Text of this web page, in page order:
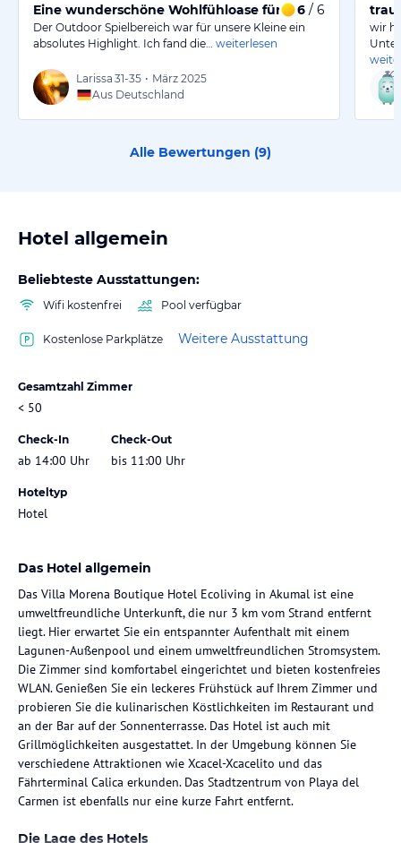
Eine wunderschöne Wohlfühloase für große und kleine
6 / 6
Der Outdoor Spielbereich war für unsere Kleine ein
absolutes Highlight. Ich fand die…
weiterlesen
Larissa 31-35 • März 2025
Aus Deutschland
wir
Alle Bewertungen (9)
Hotel allgemein
Beliebteste Ausstattungen:
Wifi kostenfrei Pool verfügbar
Kostenlose Parkplätze Weitere Ausstattung
Gesamtzahl Zimmer
< 50
Check-In
ab 14:00 Uhr
Check-Out
bis 11:00 Uhr
Hoteltyp
Hotel
Das Hotel allgemein
Das Villa Morena Boutique Hotel Ecoliving in Akumal ist eine
umweltfreundliche Unterkunft, die nur 3 km vom Strand entfernt
liegt. Hier erwartet Sie ein entspannter Aufenthalt mit einem
Lagunen-Außenpool und einem umweltfreundlichen Stromsystem.
Die Zimmer sind komfortabel eingerichtet und bieten kostenfreies
WLAN. Genießen Sie ein leckeres Frühstück auf Ihrem Zimmer und
probieren Sie die kulinarischen Köstlichkeiten im Restaurant und
an der Bar auf der Sonnenterrasse. Das Hotel ist auch mit
Grillmöglichkeiten ausgestattet. In der Umgebung können Sie
verschiedene Attraktionen wie Xcacel-Xcacelito und das
Fährterminal Calica erkunden. Das Stadtzentrum von Playa del
Carmen ist ebenfalls nur eine kurze Fahrt entfernt.
Die Lage des Hotels